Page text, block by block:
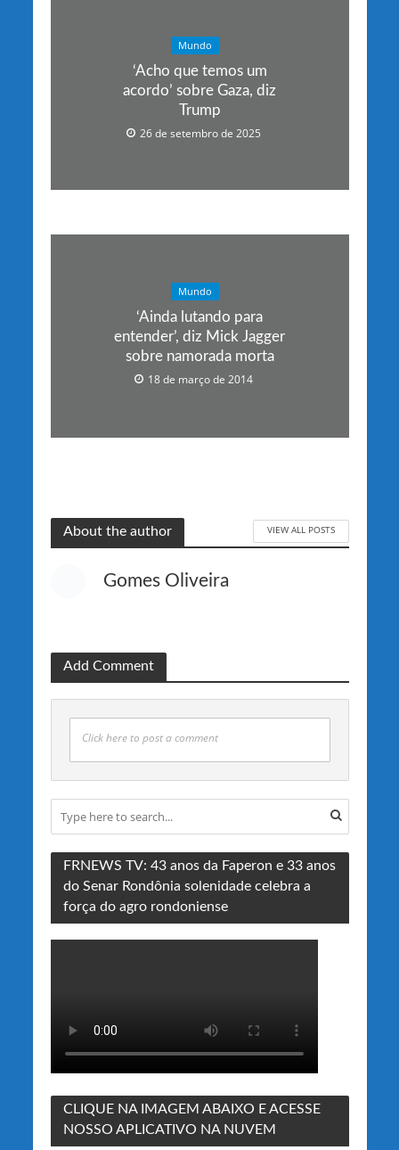
Mundo
‘Acho que temos um
acordo’ sobre Gaza, diz
Trump
26 de setembro de 2025
Mundo
‘Ainda lutando para
entender’, diz Mick Jagger
sobre namorada morta
18 de março de 2014
About the author VIEW ALL POSTS
Gomes Oliveira
Add Comment
Click here to post a comment
FRNEWS TV: 43 anos da Faperon e 33 anos
do Senar Rondônia solenidade celebra a
força do agro rondoniense
CLIQUE NA IMAGEM ABAIXO E ACESSE
NOSSO APLICATIVO NA NUVEM